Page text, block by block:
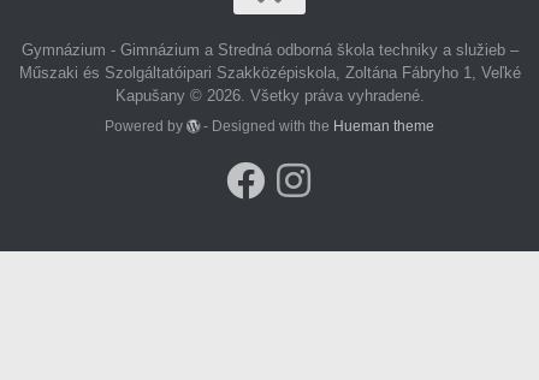
Gymnázium - Gimnázium a Stredná odborná škola techniky a služieb –
Műszaki és Szolgáltatóipari Szakközépiskola, Zoltána Fábryho 1, Veľké
Kapušany © 2026. Všetky práva vyhradené.
Powered by - Designed with the Hueman theme